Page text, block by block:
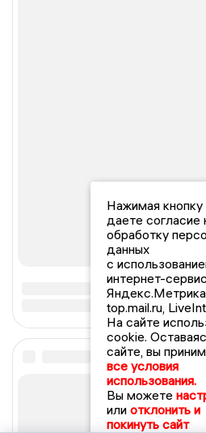
Нажимая кнопку
даете согласие
обработку
данных
с
интернет-
top.mail.ru,
На сайте
cookie.
сайте, вы
все условия
использования.
Вы можете
или отклонить и
покинуть сайт